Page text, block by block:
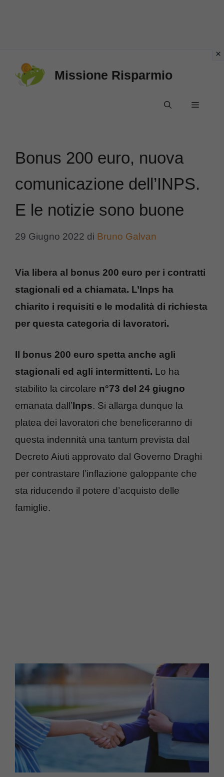
Missione Risparmio
Menu
Bonus 200 euro, nuova
comunicazione dell’INPS.
E le notizie sono buone
29 Giugno 2022 di Bruno Galvan
Via libera al bonus 200 euro per i contratti
stagionali ed a chiamata. L’Inps ha
chiarito i requisiti e le modalità di richiesta
per questa categoria di lavoratori.
Il bonus 200 euro spetta anche agli
stagionali ed agli intermittenti. Lo ha
stabilito la circolare n°73 del 24 giugno
emanata dall’Inps. Si allarga dunque la
platea dei lavoratori che beneficeranno di
questa indennità una tantum prevista dal
Decreto Aiuti approvato dal Governo Draghi
per contrastare l’inflazione galoppante che
sta riducendo il potere d’acquisto delle
famiglie.